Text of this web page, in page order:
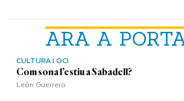
ARA A
CULTURA I OCI
Com sona l’estiu a Sabadell?
León Guerrero